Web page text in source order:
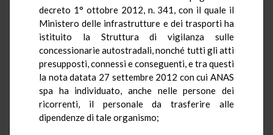
decreto 1° ottobre 2012, n. 341, con il quale il
Ministero delle infrastrutture e dei trasporti ha
istituito la Struttura di vigilanza sulle
concessionarie autostradali, nonché tutti gli atti
presupposti, connessi e conseguenti, e tra questi
la nota datata 27 settembre 2012 con cui ANAS
spa ha individuato, anche nelle persone dei
ricorrenti, il personale da trasferire alle
dipendenze di tale organismo;